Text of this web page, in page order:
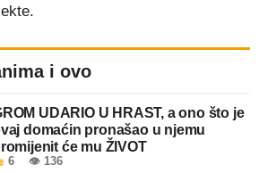
i ovo
UDARIO U HRAST, a ono što je
domaćin pronašao u njemu
će mu ŽIVOT
6 👁 136